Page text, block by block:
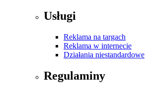
Usługi
Reklama na targach
Reklama w internecie
Działania niestandardowe
Regulaminy